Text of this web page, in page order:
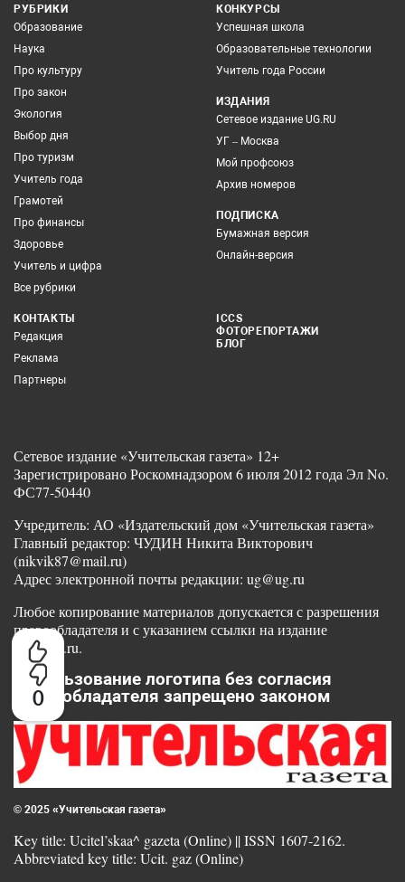
0
РУБРИКИ
Образование
Наука
Про культуру
Про закон
Экология
Выбор дня
Про туризм
Учитель года
Грамотей
Про финансы
Здоровье
Учитель и цифра
Все рубрики
КОНКУРСЫ
Успешная школа
Образовательные технологии
Учитель года России
ИЗДАНИЯ
Сетевое издание UG.RU
УГ – Москва
Мой профсоюз
Архив номеров
ПОДПИСКА
Бумажная версия
Онлайн-версия
КОНТАКТЫ
Редакция
Реклама
Партнеры
ICCS
ФОТОРЕПОРТАЖИ
БЛОГ
Сетевое издание «Учительская газета» 12+
Зарегистрировано Роскомнадзором 6 июля 2012 года Эл No.
ФС77-50440
Учредитель: АО «Издательский дом «Учительская газета»
Главный редактор: ЧУДИН Никита Викторович
(nikvik87@mail.ru)
Адрес электронной почты редакции: ug@ug.ru
Любое копирование материалов допускается с разрешения
правообладателя и с указанием ссылки на издание
www.ug.ru.
Использование логотипа без согласия
правообладателя запрещено законом
© 2025 «Учительская газета»
Key title: Ucitel’skaa^ gazeta (Online) || ISSN 1607-2162.
Abbreviated key title: Ucit. gaz (Online)